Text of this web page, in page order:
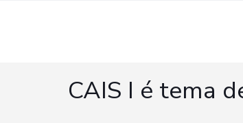
CAIS I é tema